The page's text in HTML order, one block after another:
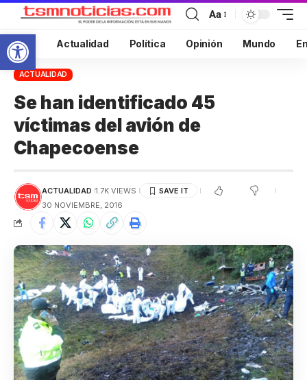
Abrir barra de herramientas
Aa
Inicio Actualidad Política Opinión Mundo
ACTUALIDAD
Se han identificado 45
víctimas del avión de
Chapecoense
ACTUALIDAD 1.7K VIEWS
30 NOVIEMBRE, 2016